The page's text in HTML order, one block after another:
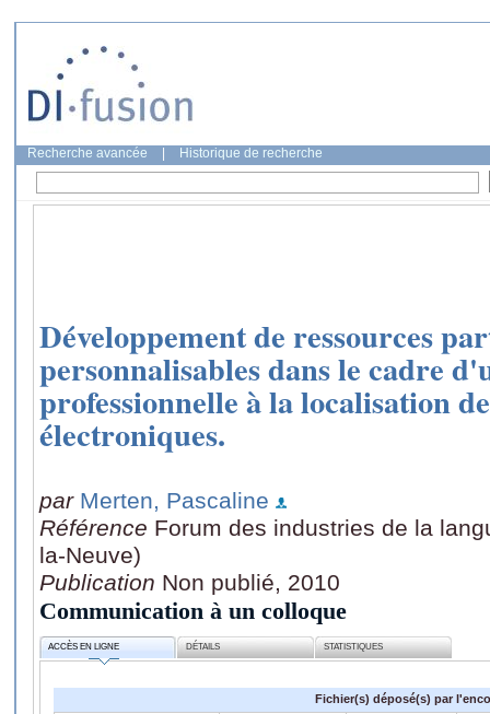
Recherche avancée Historique de recherche
Développement de ressources
personnalisables dans le cadre
professionnelle à la localisation
électroniques.
par Merten, Pascaline
Référence Forum des industries de la
la-Neuve)
Publication Non publié, 2010
Communication à un colloque
ACCÈS EN LIGNE DÉTAILS STATISTIQUES
Fichier(s) déposé(s) par